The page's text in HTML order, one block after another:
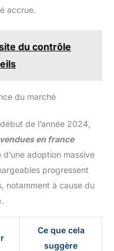
accrue.
du contrôle
du marché
de l’année 2024,
en france
adoption massive
progressent
notamment à cause du
Ce que cela
suggère